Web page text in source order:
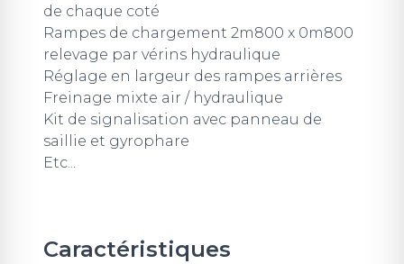
de chaque coté
Rampes de chargement 2m800 x 0m800
relevage par vérins hydraulique
Réglage en largeur des rampes arrières
Freinage mixte air / hydraulique
Kit de signalisation avec panneau de
saillie et gyrophare
Etc...
Caractéristiques